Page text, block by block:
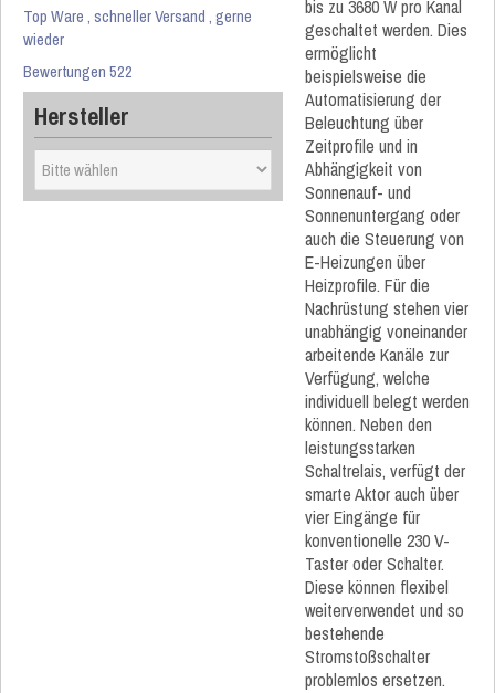
Top Ware , schneller Versand , gerne
wieder
Bewertungen 522
Hersteller
bis zu 3680 W pro Kanal
geschaltet werden. Dies
ermöglicht
beispielsweise die
Automatisierung der
Beleuchtung über
Zeitprofile und in
Abhängigkeit von
Sonnenauf- und
Sonnenuntergang oder
auch die Steuerung von
E-Heizungen über
Heizprofile. Für die
Nachrüstung stehen vier
unabhängig voneinander
arbeitende Kanäle zur
Verfügung, welche
individuell belegt werden
können. Neben den
leistungsstarken
Schaltrelais, verfügt der
smarte Aktor auch über
vier Eingänge für
konventionelle 230 V-
Taster oder Schalter.
Diese können flexibel
weiterverwendet und so
bestehende
Stromstoßschalter
problemlos ersetzen.